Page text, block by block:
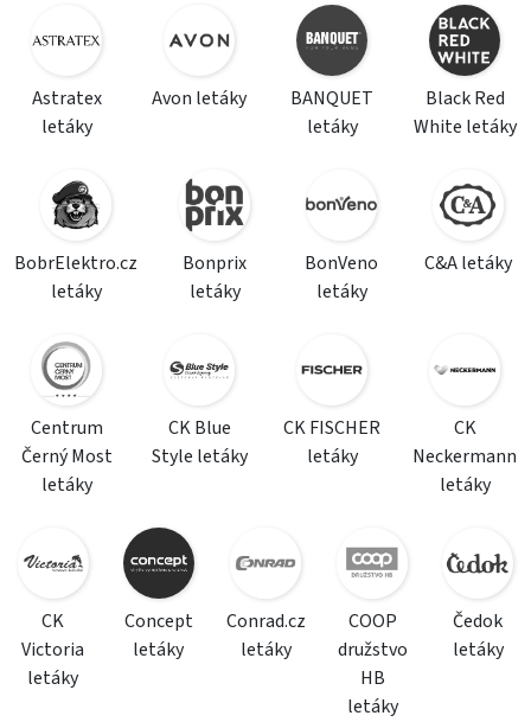
Astratex
letáky
Avon letáky
BANQUET
letáky
Black Red
White letáky
BobrElektro.cz
letáky
Bonprix
letáky
BonVeno
letáky
C&A letáky
Centrum
Černý Most
letáky
CK Blue
Style letáky
CK FISCHER
letáky
CK
Neckermann
letáky
CK
Victoria
letáky
Concept
letáky
Conrad.cz
letáky
COOP
družstvo
HB
letáky
Čedok
letáky